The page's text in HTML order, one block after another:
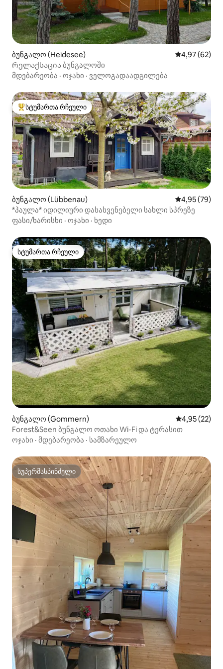
ბუნგალო (Heidesee) საშუალო
4,97 (62)
Რელაქსაცია ბუნგალოში
მდებარეობა · ოჯახი · ველოგადაადგილება
სტუმართა რჩეული მოწინავე ვარიანტი
სტუმართა რჩეული
ბუნგალო (Lübbenau) საშუალო
4,95 (79)
*პაულა* იდილიური დასასვენებელი სახლი სპრეზე
ფასი/ხარისხი · ოჯახი · ხედი
სტუმართა რჩეული
სტუმართა რჩეული
ბუნგალო (Gommern) საშუალო
4,95 (22)
Forest&Seen ბუნგალო ოთახი Wi-Fi და ტერასით
ოჯახი · მდებარეობა · სამზარეულო
სუპერმასპინძელი
სუპერმასპინძელი